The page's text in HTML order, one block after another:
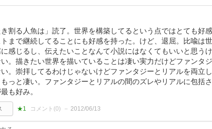
き割る人魚は」読了。世界を構築してるという点ではとても好
まで継続してることにも好感を持った。けど、退屈。比喩は
感じるし、伝えたいことなんて小説にはなくてもいいと思う
い。描きたい世界を描いていることは凄い実力だけどファンタ
。崇拝してるわけじゃないけどファンタジーとリアルを両立
っと凄い。ファンタジーとリアルの間のズレやリアルに包括
も好み。
★1 コメント(0) 2012/06/13